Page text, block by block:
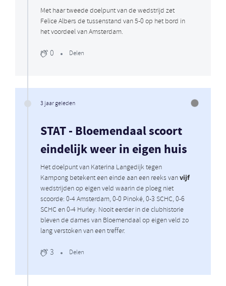
Met haar tweede doelpunt van de wedstrijd zet
Felice Albers de tussenstand van 5-0 op het bord in
het voordeel van Amsterdam.
0 Delen
3 jaar geleden
STAT - Bloemendaal scoort
eindelijk weer in eigen huis
Het doelpunt van Katerina Langedijk tegen
Kampong betekent een einde aan een reeks vanvijf
wedstrijden op eigen veld waarin de ploeg niet
scoorde: 0-4 Amsterdam, 0-0 Pinoké, 0-3 SCHC, 0-6
SCHC en 0-4 Hurley. Nooit eerder in de clubhistorie
bleven de dames van Bloemendaal op eigen veld zo
lang verstoken van een treffer.
3 Delen